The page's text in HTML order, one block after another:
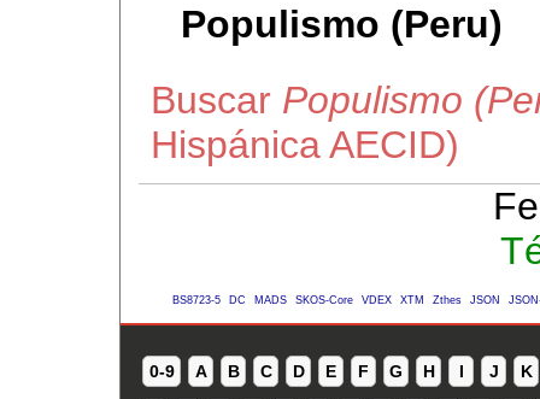
Populismo (Peru)
Buscar Populismo
Hispánica AECID)
BS8723-5 DC MADS SKOS-Core VDEX XTM Zthes JSON
0-9 A B C D E F G H I J K